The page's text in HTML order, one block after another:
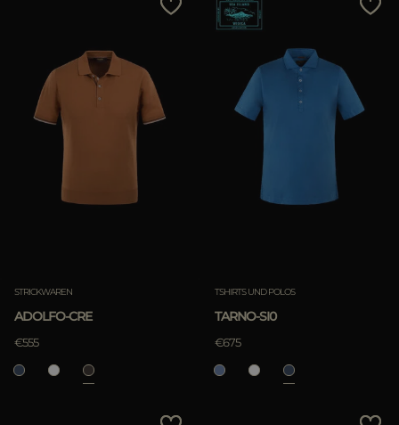
STRICKWAREN
ADOLFO-CRE
€555
TSHIRTS UND POLOS
TARNO-SI0
€675